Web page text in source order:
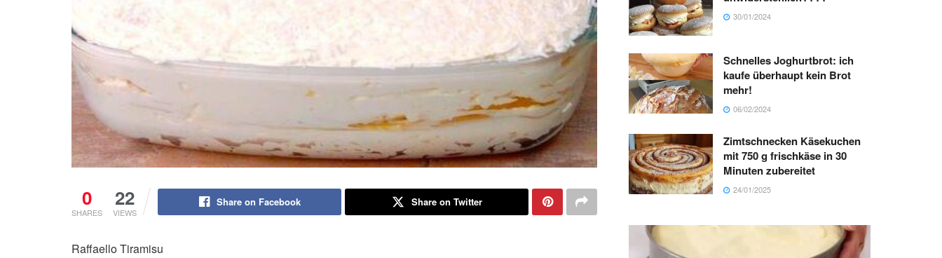
0
SHARES
22
VIEWS
Share on Facebook Share on Twitter
Raffaello Tiramisu
30/01/2024
Schnelles Joghurtbrot: ich
kaufe überhaupt kein Brot
mehr!
06/02/2024
Zimtschnecken Käsekuchen
mit 750 g frischkäse in 30
Minuten zubereitet
24/01/2025